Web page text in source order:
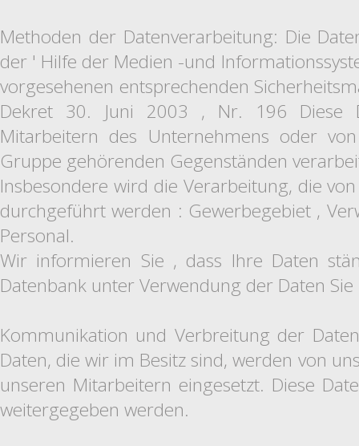
Methoden der Datenverarbeitung: Die
der ' Hilfe der Medien -und
vorgesehenen entsprechenden
Dekret 30. Juni 2003 , Nr. 196 Diese
Mitarbeitern des Unternehmens oder
Gruppe gehörenden Gegenständen
Insbesondere wird die Verarbeitung, die
durchgeführt werden : Gewerbegebiet ,
Personal.
Wir informieren Sie , dass Ihre Daten
Datenbank unter Verwendung der Daten
Kommunikation und Verbreitung der
Daten, die wir im Besitz sind, werden von
unseren Mitarbeitern eingesetzt. Diese
weitergegeben werden.